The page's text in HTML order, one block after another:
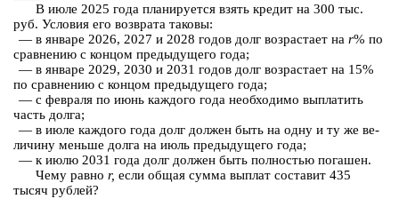
В июле 2025 года пла­ни­ру­ет­ся взять кре­дит на 300 тыс.
руб. Усло­вия его воз­вра­та та­ко­вы:
— в ян­ва­ре 2026, 2027 и 2028 годов долг воз­рас­та­ет на r% по
срав­не­нию с кон­цом преды­ду­ще­го года;
— в ян­ва­ре 2029, 2030 и 2031 годов долг воз­рас­та­ет на 15%
по срав­не­нию с кон­цом преды­ду­ще­го года;
— с фев­ра­ля по июнь каж­до­го года не­об­хо­ди­мо вы­пла­тить
часть долга;
— в июле каж­до­го года долг дол­жен быть на одну и ту же ве­
ли­чи­ну мень­ше долга на июль преды­ду­ще­го года;
— к июлю 2031 года долг дол­жен быть пол­но­стью по­га­шен.
Чему равно r, если общая сумма вы­плат со­ста­вит 435
тысяч руб­лей?